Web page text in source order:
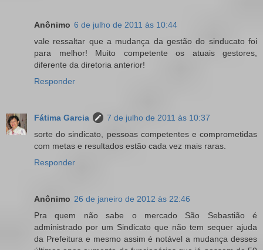
Anônimo 6 de julho de 2011 às 10:44
vale ressaltar que a mudança da gestão do sinducato foi
para melhor! Muito competente os atuais gestores,
diferente da diretoria anterior!
Responder
Fátima Garcia
7 de julho de 2011 às 10:37
sorte do sindicato, pessoas competentes e comprometidas
com metas e resultados estão cada vez mais raras.
Responder
Anônimo 26 de janeiro de 2012 às 22:46
Pra quem não sabe o mercado São Sebastião é
administrado por um Sindicato que não tem sequer ajuda
da Prefeitura e mesmo assim é notável a mudança desses